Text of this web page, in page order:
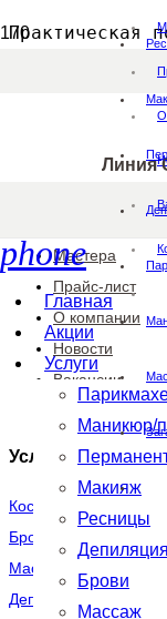
О
Линия
phone
Главная
Акции
Услуги
Маникюр/
Макияж
Ресницы
Депиляция
Брови
Массаж
Практическая
Мастера
Прайс-лист
О компании
Новости
Вакансии
Услуги
Косметология
Брови
Массаж
Депиляция